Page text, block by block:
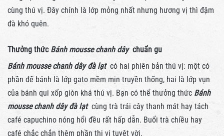
cùng thú vị. Đây chính là lớp mỏng nhất nhưng hương vị thì đậm
đà khó quên.
Thưởng thức Bánh mousse chanh dây chuẩn gu
Bánh mousse chanh dây đà lạt có hai phiên bản thú vị: một có
phần đế bánh là lớp gato mềm mịn truyền thống, hai là lớp vụn
của bánh qui xốp giòn khá thú vị. Bạn có thể thưởng thức Bánh
mousse chanh dây đà lạt cùng trà trái cây thanh mát hay tách
café capuchino nóng hổi đều rất hấp dẫn. Buổi trà chiều hay
café chắc chắn thêm phần thi vị tuyệt vời.